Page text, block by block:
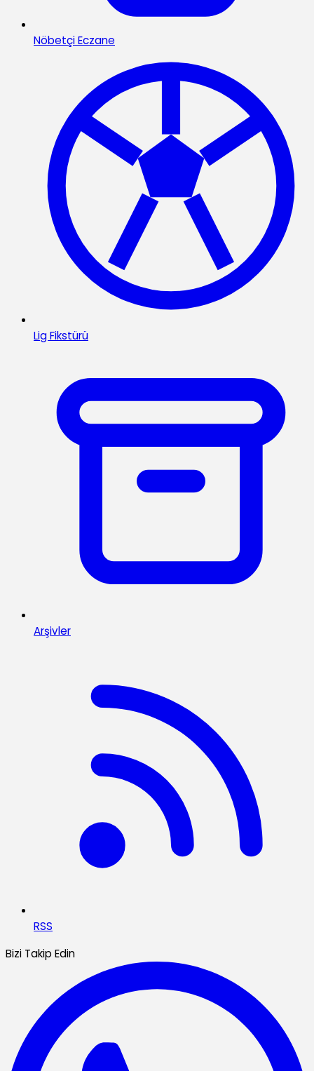
Nöbetçi Eczane
Lig Fikstürü
Arşivler
RSS
Bizi Takip Edin